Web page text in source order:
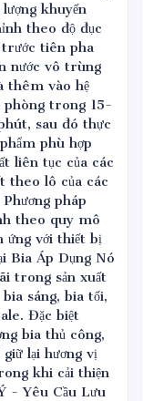
khuyến
theo độ đục
trước tiên pha
nước vô trùng
thêm vào hệ
phòng trong 15-
sau đó thực
phù hợp
liên tục của các
theo lô của các
pháp
theo quy mô
ứng với thiết bị
Bia Áp Dụng Nó
trong sản xuất
sáng, bia tối,
Đặc biệt
bia thủ công,
lại hương vị
khi cải thiện
- Yêu Cầu Lưu